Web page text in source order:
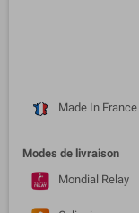
Made In France
Modes de livraison
Mondial Relay